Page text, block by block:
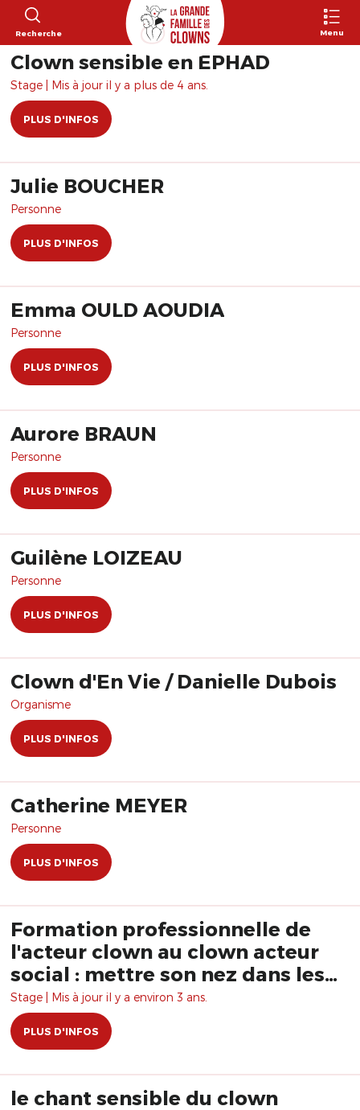
Recherche Menu
Clown sensible en EPHAD
Stage | Mis à jour il y a plus de 4 ans.
PLUS D'INFOS
Julie BOUCHER
Personne
PLUS D'INFOS
Emma OULD AOUDIA
Personne
PLUS D'INFOS
Aurore BRAUN
Personne
PLUS D'INFOS
Guilène LOIZEAU
Personne
PLUS D'INFOS
Clown d'En Vie / Danielle Dubois
Organisme
PLUS D'INFOS
Catherine MEYER
Personne
PLUS D'INFOS
Formation professionnelle de
l'acteur clown au clown acteur
social : mettre son nez dans les
affaires du monde
Stage | Mis à jour il y a environ 3 ans.
PLUS D'INFOS
le chant sensible du clown